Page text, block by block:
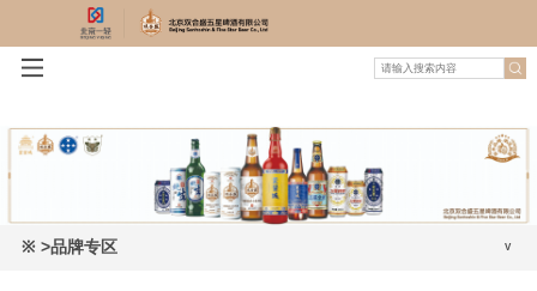
※ >品牌专区